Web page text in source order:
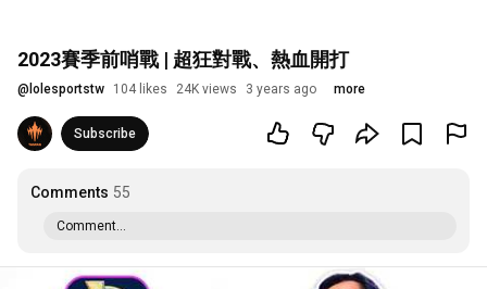
2023賽季前哨戰 | 超狂對戰、熱血開打
@ lolesportstw 104 likes 24K views 3 years ago more
Subscribe
Comments 55
Comment...